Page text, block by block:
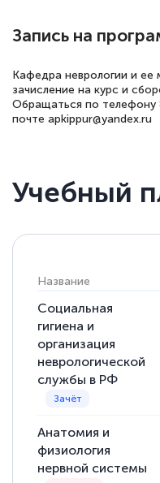
Запись на
Кафедра неврологии и
зачисление на курс и
Обращаться по телефону
почте apkippur@yandex.ru
Учебный
Название
Социальная
гигиена и
организация
неврологической
службы в РФ
Анатомия и
физиология
нервной системы